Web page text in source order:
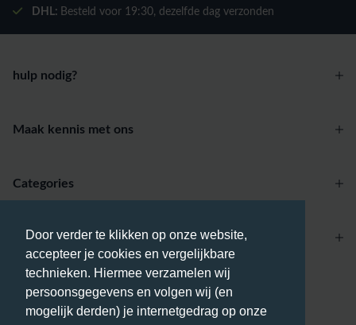
Door verder te klikken op onze website,
accepteer je cookies en vergelijkbare
technieken. Hiermee verzamelen wij
persoonsgegevens en volgen wij (en
mogelijk derden) je internetgedrag op onze
DHL: Besteld voor 19:30, dezelfde dag verzonden
hulp nodig?
Maak kennis met ons
Betaalmethodes
Categories
Account